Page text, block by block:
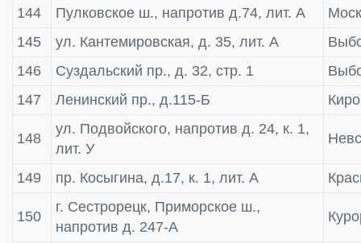
144 Пулковское ш., напротив д.74, лит. А
145
ул. Кантемировская, д. 35, лит. А
146
Суздальский пр., д. 32, стр. 1
147
Ленинский пр., д.115-Б
148
ул. Подвойского, напротив д. 24, к. 1,
лит. У
149 пр. Косыгина, д.17, к. 1, лит. А
150
г. Сестрорецк, Приморское ш.,
напротив д. 247-А